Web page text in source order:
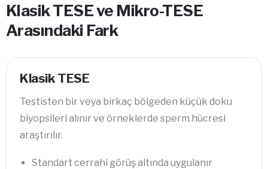
Klasik TESE ve Mikro-TESE
Arasındaki Fark
Klasik TESE
Testisten bir veya birkaç bölgeden küçük doku
biyopsileri alınır ve örneklerde sperm hücresi
araştırılır.
Standart cerrahi görüş altında uygulanır